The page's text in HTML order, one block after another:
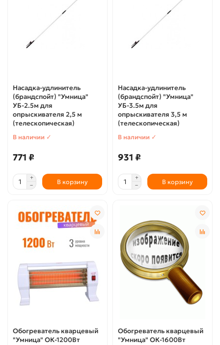
Насадка-удлинитель
(брандспойт) "Умница"
УБ-2.5м для
опрыскивателя 2,5 м
(телескопическая)
В наличии ✓
771 ₽
В корзину
Насадка-удлинитель
(брандспойт) "Умница"
УБ-3.5м для
опрыскивателя 3,5 м
(телескопическая)
В наличии ✓
931 ₽
В корзину
Обогреватель кварцевый
"Умница" ОК-1200Вт
Обогреватель кварцевый
"Умница" ОК-1600Вт